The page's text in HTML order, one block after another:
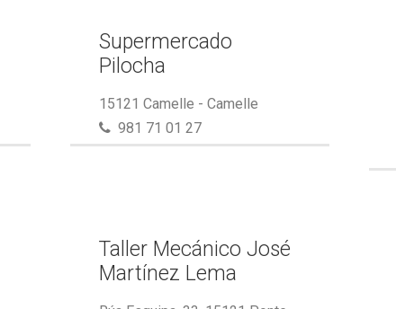
Supermercado
Pilocha
15121 Camelle - Camelle
981 71 01 27
Taller Mecánico José
Martínez Lema